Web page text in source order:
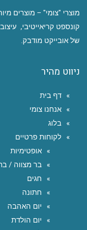
מוצרי "צומי" – מוצרים
קונספט קריאייטיבי,
של אובייקט מודבק.
ניווט מהיר
דף בית
אנחנו צומי
בלוג
לקוחות פרטיים
אופטימיות
בר מצווה /
חגים
חתונה
יום האהבה
יום הולדת